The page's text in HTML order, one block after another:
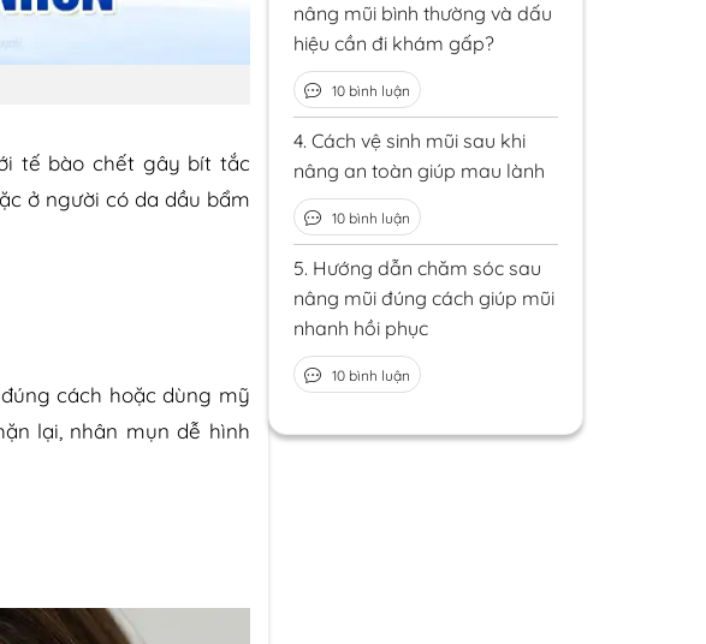
tế bào chết gây bít tắc
ở người có da dầu bẩm
cách hoặc dùng mỹ
lại, nhân mụn dễ hình
nâng mũi bình thường và dấu
hiệu cần đi khám gấp?
10 bình luận
4. Cách vệ sinh mũi sau khi
nâng an toàn giúp mau lành
10 bình luận
5. Hướng dẫn chăm sóc sau
nâng mũi đúng cách giúp mũi
nhanh hồi phục
10 bình luận